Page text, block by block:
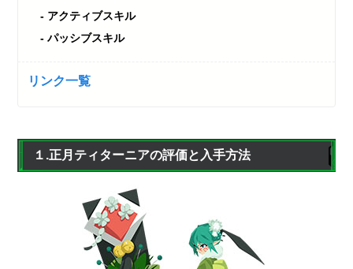
アクティブスキル
パッシブスキル
リンク一覧
１.正月ティターニアの評価と入手方法